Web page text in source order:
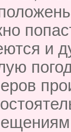
и